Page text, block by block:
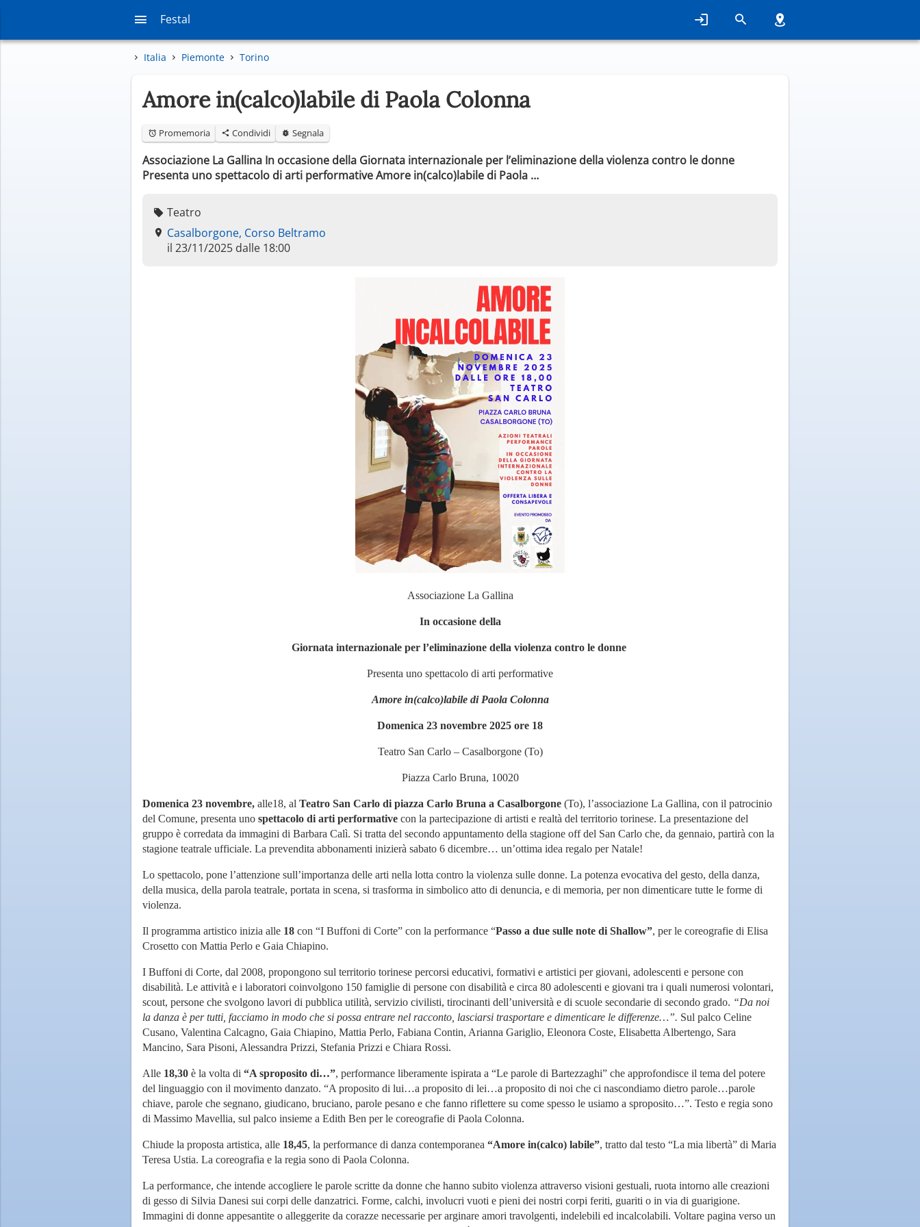
Festal
Italia Piemonte Torino
Amore in(calco)labile di Paola Colonna
Promemoria Condividi Segnala
Associazione La Gallina In occasione della Giornata internazionale per l’eliminazione della violenza contro le donne
Presenta uno spettacolo di arti performative Amore in(calco)labile di Paola …
Teatro
Casalborgone, Corso Beltramo
il 23/11/2025 dalle 18:00
Associazione La Gallina
In occasione della
Giornata internazionale per l’eliminazione della violenza contro le donne
Presenta uno spettacolo di arti performative
Amore in(calco)labile di Paola Colonna
Domenica 23 novembre 2025 ore 18
Teatro San Carlo – Casalborgone (To)
Piazza Carlo Bruna, 10020
Domenica 23 novembre, alle18, al Teatro San Carlo di piazza Carlo Bruna a Casalborgone (To), l’associazione La Gallina, con il patrocinio
del Comune, presenta uno spettacolo di arti performative con la partecipazione di artisti e realtà del territorio torinese. La presentazione del
gruppo è corredata da immagini di Barbara Calì. Si tratta del secondo appuntamento della stagione off del San Carlo che, da gennaio, partirà con la
stagione teatrale ufficiale. La prevendita abbonamenti inizierà sabato 6 dicembre… un’ottima idea regalo per Natale!
Lo spettacolo, pone l’attenzione sull’importanza delle arti nella lotta contro la violenza sulle donne. La potenza evocativa del gesto, della danza,
della musica, della parola teatrale, portata in scena, si trasforma in simbolico atto di denuncia, e di memoria, per non dimenticare tutte le forme di
violenza.
Il programma artistico inizia alle 18 con “I Buffoni di Corte” con la performance “Passo a due sulle note di Shallow”, per le coreografie di Elisa
Crosetto con Mattia Perlo e Gaia Chiapino.
I Buffoni di Corte, dal 2008, propongono sul territorio torinese percorsi educativi, formativi e artistici per giovani, adolescenti e persone con
disabilità. Le attività e i laboratori coinvolgono 150 famiglie di persone con disabilità e circa 80 adolescenti e giovani tra i quali numerosi volontari,
scout, persone che svolgono lavori di pubblica utilità, servizio civilisti, tirocinanti dell’università e di scuole secondarie di secondo grado. “Da noi
la danza è per tutti, facciamo in modo che si possa entrare nel racconto, lasciarsi trasportare e dimenticare le differenze…”. Sul palco Celine
Cusano, Valentina Calcagno, Gaia Chiapino, Mattia Perlo, Fabiana Contin, Arianna Gariglio, Eleonora Coste, Elisabetta Albertengo, Sara
Mancino, Sara Pisoni, Alessandra Prizzi, Stefania Prizzi e Chiara Rossi.
Alle 18,30 è la volta di “A sproposito di…”, performance liberamente ispirata a “Le parole di Bartezzaghi” che approfondisce il tema del potere
del linguaggio con il movimento danzato. “A proposito di lui…a proposito di lei…a proposito di noi che ci nascondiamo dietro parole…parole
chiave, parole che segnano, giudicano, bruciano, parole pesano e che fanno riflettere su come spesso le usiamo a sproposito…”. Testo e regia sono
di Massimo Mavellia, sul palco insieme a Edith Ben per le coreografie di Paola Colonna.
Chiude la proposta artistica, alle 18,45, la performance di danza contemporanea “Amore in(calco) labile”, tratto dal testo “La mia libertà” di Maria
Teresa Ustia. La coreografia e la regia sono di Paola Colonna.
La performance, che intende accogliere le parole scritte da donne che hanno subito violenza attraverso visioni gestuali, ruota intorno alle creazioni
di gesso di Silvia Danesi sui corpi delle danzatrici. Forme, calchi, involucri vuoti e pieni dei nostri corpi feriti, guariti o in via di guarigione.
Immagini di donne appesantite o alleggerite da corazze necessarie per arginare amori travolgenti, indelebili ed incalcolabili. Voltare pagina verso un